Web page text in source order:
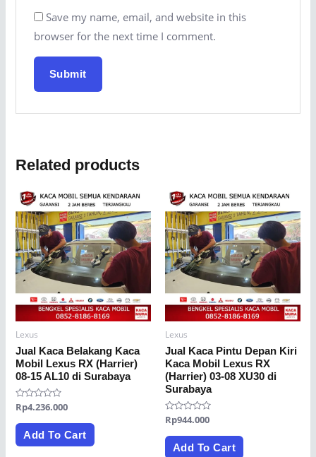
Save my name, email, and website in this
browser for the next time I comment.
Related products
Lexus
Jual Kaca Belakang Kaca
Mobil Lexus RX (Harrier)
08-15 AL10 di Surabaya
Rated
out
Rp4.236.000
Add To Cart
Lexus
Jual Kaca Pintu Depan Kiri
Kaca Mobil Lexus RX
(Harrier) 03-08 XU30 di
Surabaya
Rated
out
Rp944.000
Add To Cart